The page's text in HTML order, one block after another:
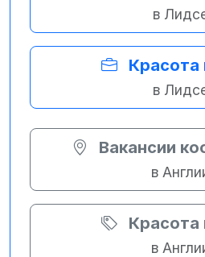
в
Красота
в
Вакансии
в
Красота
в